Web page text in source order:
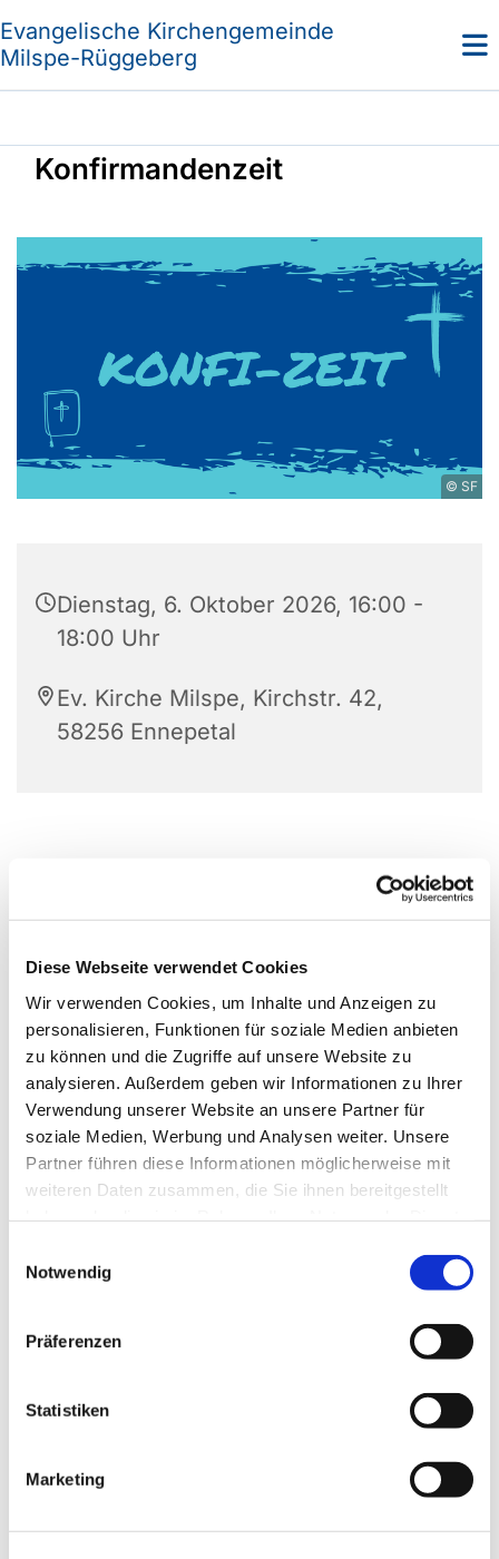
Diese Webseite verwendet Cookies
Wir verwenden Cookies, um Inhalte und Anzeigen zu
personalisieren, Funktionen für soziale Medien anbieten
zu können und die Zugriffe auf unsere Website zu
analysieren. Außerdem geben wir Informationen zu Ihrer
Verwendung unserer Website an unsere Partner für
soziale Medien, Werbung und Analysen weiter. Unsere
Partner führen diese Informationen möglicherweise mit
weiteren Daten zusammen, die Sie ihnen bereitgestellt
Notwendig
Präferenzen
Statistiken
Marketing
Evangelische Kirchengemeinde
Milspe-Rüggeberg
Konfirmandenzeit
© SF
Dienstag, 6. Oktober 2026, 16:00 -
18:00 Uhr
Ev. Kirche Milspe, Kirchstr. 42,
58256 Ennepetal